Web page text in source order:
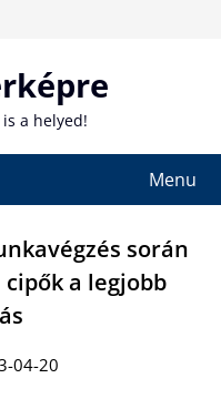
a helyed!
Menu
során
a legjobb
04-20